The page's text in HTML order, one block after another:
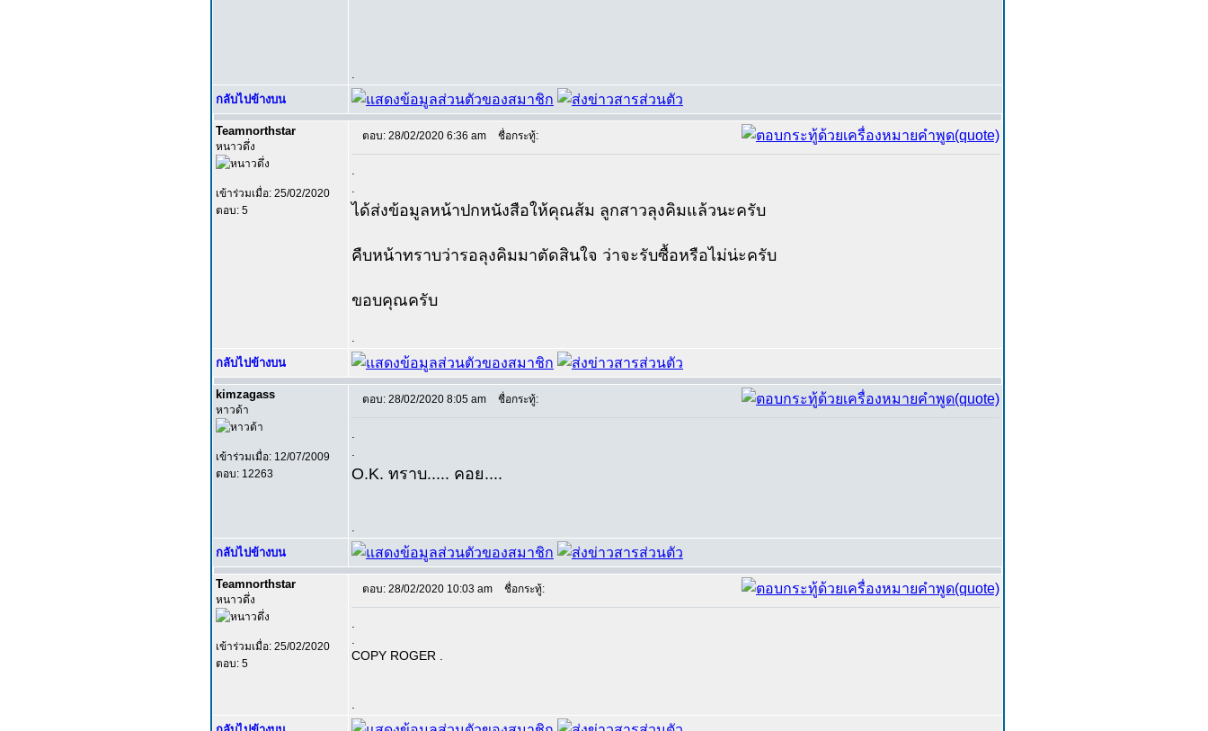
กลับไปข้างบน
Teamnorthstar
หนาวดึ่ง
เข้าร่วมเมื่อ: 25/02/2020
ตอบ: 5
ตอบ: 28/02/2020 6:36 am ชื่อกระทู้:
ได้ส่งข้อมูลหน้าปกหนังสือให้คุณส้ม ลูกสาวลุงคิมแล้วนะครับ
คืบหน้าทราบว่ารอลุงคิมมาตัดสินใจ ว่าจะรับซื้อหรือไม่น่ะครับ
ขอบคุณครับ
กลับไปข้างบน
kimzagass
หาวด้า
เข้าร่วมเมื่อ: 12/07/2009
ตอบ: 12263
ตอบ: 28/02/2020 8:05 am ชื่อกระทู้:
O.K. ทราบ..... คอย....
กลับไปข้างบน
Teamnorthstar
หนาวดึ่ง
เข้าร่วมเมื่อ: 25/02/2020
ตอบ: 5
ตอบ: 28/02/2020 10:03 am ชื่อกระทู้:
COPY ROGER .